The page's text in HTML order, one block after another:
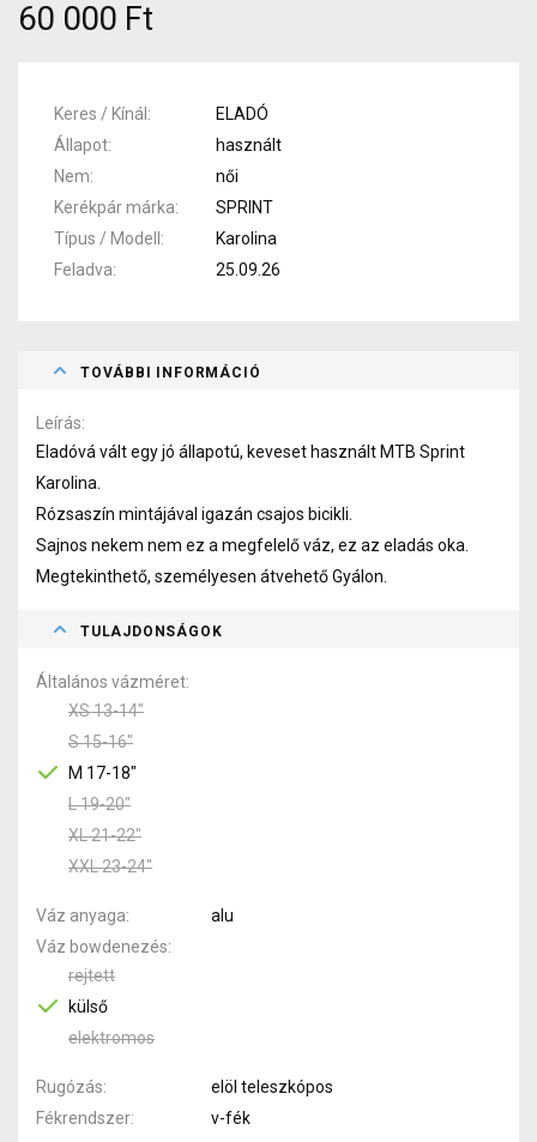
60 000 Ft
Keres / Kínál
ELADÓ
Állapot
használt
Nem
női
Kerékpár márka
SPRINT
Típus / Modell
Karolina
Feladva
25.09.26
TOVÁBBI INFORMÁCIÓ
Leírás
Eladóvá vált egy jó állapotú, keveset használt MTB Sprint
Karolina.
Rózsaszín mintájával igazán csajos bicikli.
Sajnos nekem nem ez a megfelelő váz, ez az eladás oka.
Megtekinthető, személyesen átvehető Gyálon.
TULAJDONSÁGOK
Általános vázméret
XS 13-14"
S 15-16"
M 17-18"
L 19-20"
XL 21-22"
XXL 23-24"
Váz anyaga
alu
Váz bowdenezés
rejtett
külső
elektromos
Rugózás
elöl teleszkópos
Fékrendszer
v-fék